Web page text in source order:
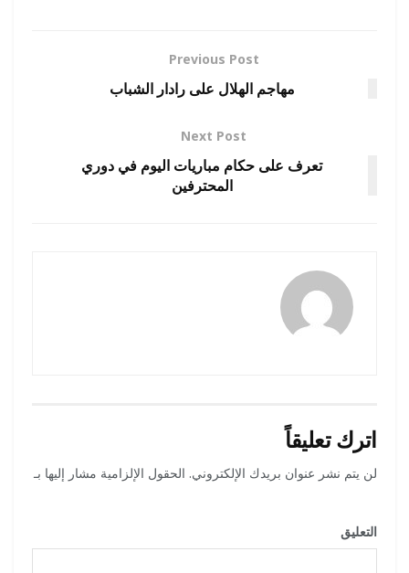
Previous Post
مهاجم الهلال على رادار الشباب
Next Post
تعرف على حكام مباريات اليوم في دوري
المحترفين
اترك تعليقاً
لن يتم نشر عنوان بريدك الإلكتروني. الحقول الإلزامية مشار إليها بـ
التعليق